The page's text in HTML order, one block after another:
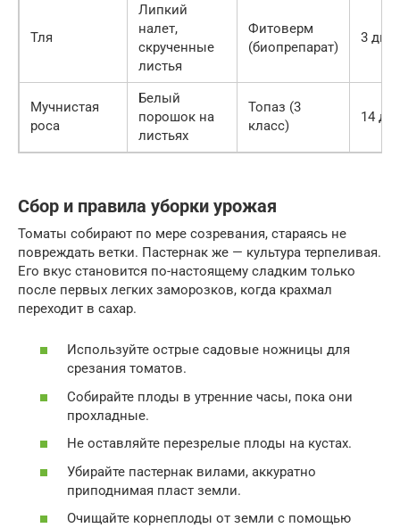
Тля
Липкий
налет,
скрученные
листья
Фитоверм
(биопрепарат)
3 дня
Мучнистая
роса
Белый
порошок на
листьях
Топаз (3
класс)
14
Сбор и правила уборки урожая
Томаты собирают по мере созревания, стараясь не
повреждать ветки. Пастернак же — культура терпеливая.
Его вкус становится по-настоящему сладким только
после первых легких заморозков, когда крахмал
переходит в сахар.
Используйте острые садовые ножницы для
срезания томатов.
Собирайте плоды в утренние часы, пока они
прохладные.
Не оставляйте перезрелые плоды на кустах.
Убирайте пастернак вилами, аккуратно
приподнимая пласт земли.
Очищайте корнеплоды от земли с помощью